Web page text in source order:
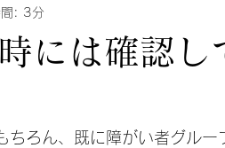
には確認し
間: 3分
ろん、既に障がい者グルー